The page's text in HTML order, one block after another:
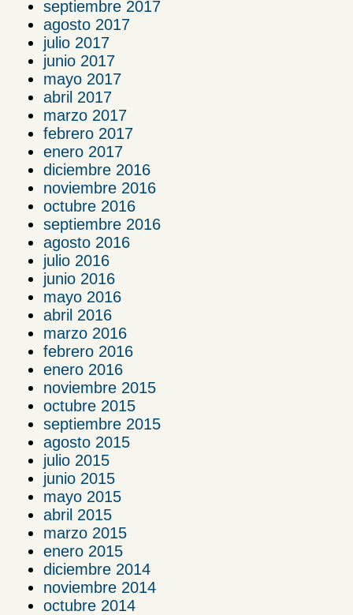
septiembre 2017
agosto 2017
julio 2017
junio 2017
mayo 2017
abril 2017
marzo 2017
febrero 2017
enero 2017
diciembre 2016
noviembre 2016
octubre 2016
septiembre 2016
agosto 2016
julio 2016
junio 2016
mayo 2016
abril 2016
marzo 2016
febrero 2016
enero 2016
noviembre 2015
octubre 2015
septiembre 2015
agosto 2015
julio 2015
junio 2015
mayo 2015
abril 2015
marzo 2015
enero 2015
diciembre 2014
noviembre 2014
octubre 2014